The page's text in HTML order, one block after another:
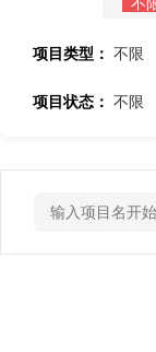
项目类型： 不限
项目状态： 不限